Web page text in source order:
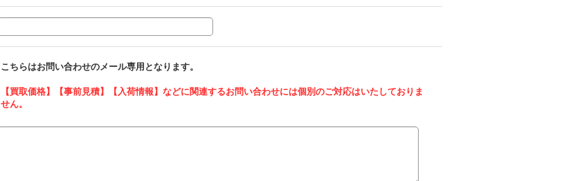
こちらはお問い合わせのメール専用となります。
【買取価格】【事前見積】【入荷情報】などに関連するお問い合わせには個別のご対応はいたしておりま
せん。